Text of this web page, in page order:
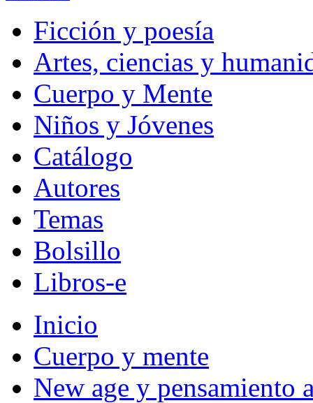
Ficción y poesía
Artes, ciencias y
Cuerpo y Mente
Niños y Jóvenes
Catálogo
Autores
Temas
Bolsillo
Libros-e
Inicio
Cuerpo y mente
New age y pensamiento